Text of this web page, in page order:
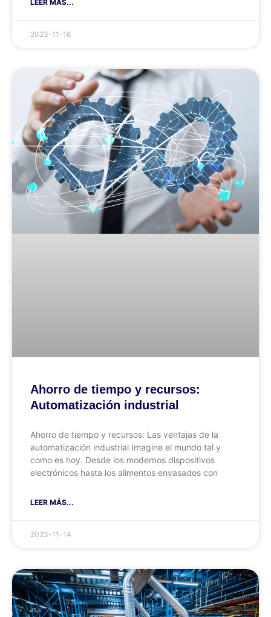
LEER MÁS...
2023-11-16
Ahorro de tiempo y recursos:
Automatización industrial
Ahorro de tiempo y recursos: Las ventajas de la
automatización industrial Imagine el mundo tal y
como es hoy. Desde los modernos dispositivos
electrónicos hasta los alimentos envasados con
LEER MÁS...
2023-11-14